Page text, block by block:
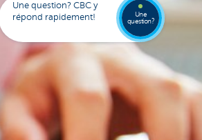
Une question? CBC y
répond rapidement!
Une
question?
agence